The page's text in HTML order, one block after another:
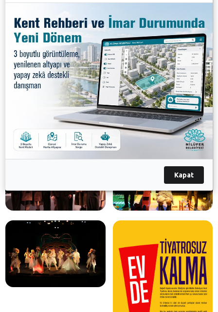
Titatnik Orkestrası ve Şark Dişçisi.
Ayrıca çocuklar da yine aynı adresten, Bahçe, Grimm
Kardeşler, Yeni Dünya Bir Uzay Macerası ve Nota
Çalan Rüzgar isimli oyunlardan her birini farklı
günlerde izleyebilecek.
Galeri
Kapat